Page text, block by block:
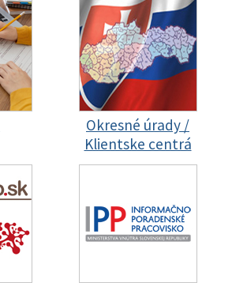
Okresné úrady /
Klientske centrá